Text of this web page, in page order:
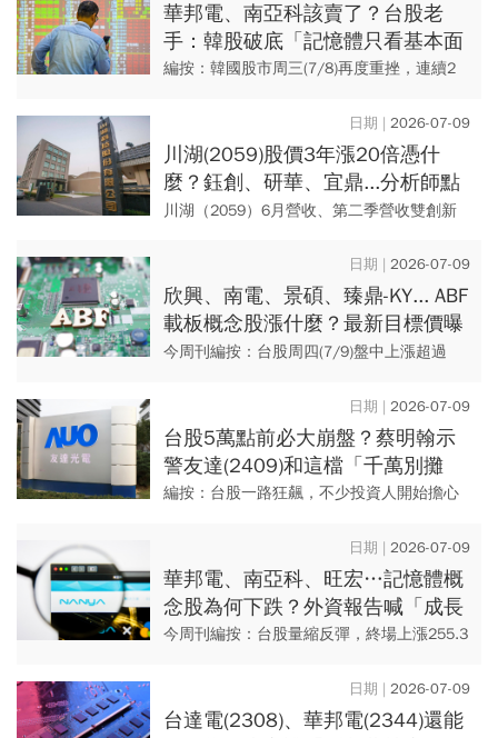
華邦電、南亞科該賣了？台股老
手：韓股破底「記憶體只看基本面
會害死人」！精材、智原...3檔低
編按：韓國股市周三(7/8)再度重挫，連續2
卻持續走弱，更引發投資人憂心華邦電
(2344)、南亞科(2...
2026-07-09
川湖(2059)股價3年漲20倍憑什
麼？鈺創、研華、宜鼎...分析師點
名8檔潛力股：4條件複製「川湖模
川湖（2059）6月營收、第二季營收雙創新
8560元（7/9收盤價8400元），擠下緯穎榮
登台股「股后...
2026-07-09
欣興、南電、景碩、臻鼎-KY... ABF
載板概念股漲什麼？最新目標價曝
光，這檔喊到1500元「還有7成空
今周刊編按：台股周四(7/9)盤中上漲超過
戰，呈現震盪格局。盤面上，ABF載板概念股
包括欣興(...
2026-07-09
台股5萬點前必大崩盤？蔡明翰示
警友達(2409)和這檔「千萬別攤
平」！川湖、金像電...4大AI績優股
編按：台股一路狂飆，不少投資人開始擔心
碼、出場觀望。不過，分析師蔡明翰卻認
為，現在真正該怕的不是大盤...
2026-07-09
華邦電、南亞科、旺宏…記憶體概
念股為何下跌？外資報告喊「成長
斜率放緩」不用怕，這幾檔目標價
今周刊編按：台股量縮反彈，終場上漲255.3
罩頂」，華邦電(2344)今日開高走低，盤中
最低...
2026-07-09
台達電(2308)、華邦電(2344)還能